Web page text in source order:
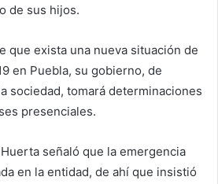
de sus hijos.
que exista una nueva situación de
en Puebla, su gobierno, de
sociedad, tomará determinaciones
presenciales.
señaló que la emergencia
en la entidad, de ahí que insistió